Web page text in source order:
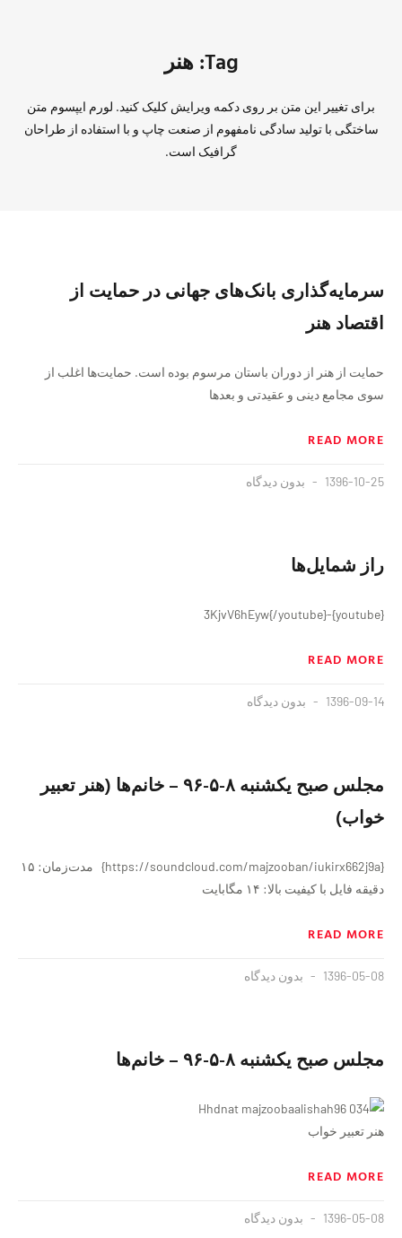
Tag: هنر
برای تغییر این متن بر روی دکمه ویرایش کلیک کنید. لورم ایپسوم متن
ساختگی با تولید سادگی نامفهوم از صنعت چاپ و با استفاده از طراحان
گرافیک است.
سرمایه‌گذاری بانک‌های جهانی در حمایت از
اقتصاد هنر
حمایت از هنر از دوران باستان مرسوم بوده است. حمایت‌ها اغلب از
سوی مجامع دینی و عقیدتی و بعد‌ها
READ MORE
1396-10-25 بدون دیدگاه
راز شمایل‌ها
{youtube}-3KjvV6hEyw{/youtube}
READ MORE
1396-09-14 بدون دیدگاه
مجلس صبح یکشنبه ٨-۵-٩۶ – خانم‌ها (هنر تعبیر
خواب)
{https://soundcloud.com/majzooban/iukirx662j9a} مدت‌زمان: ۱۵
دقيقه فايل با کیفیت بالا: ۱۴ مگابایت
READ MORE
1396-05-08 بدون دیدگاه
مجلس صبح یکشنبه ٨-۵-٩۶ – خانم‌ها
هنر تعبیر خواب
READ MORE
1396-05-08 بدون دیدگاه